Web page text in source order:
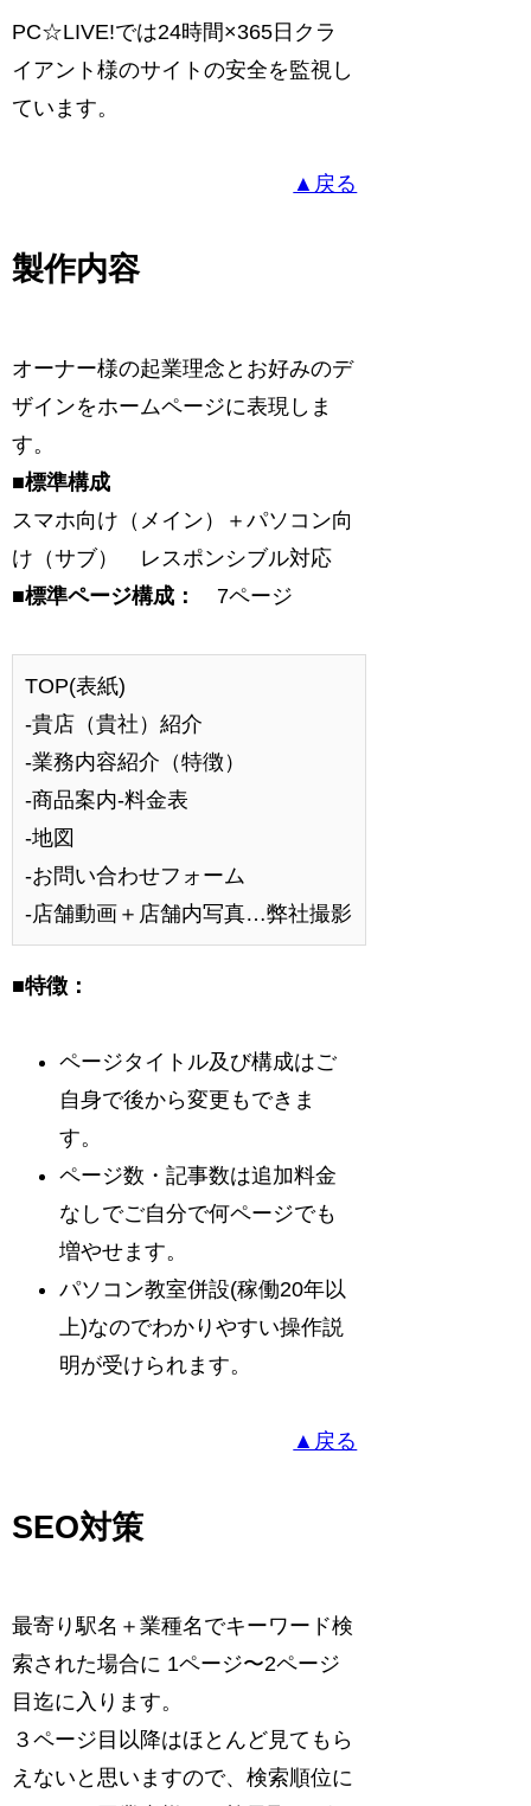
PC☆LIVE!では24時間×365日クラ
イアント様のサイトの安全を監視し
ています。
▲戻る
製作内容
オーナー様の起業理念とお好みのデ
ザインをホームページに表現しま
す。
■標準構成
スマホ向け（メイン）＋パソコン向
け（サブ） レスポンシブル対応
■標準ページ構成：
7ページ
TOP(表紙)
-貴店（貴社）紹介
‐業務内容紹介（特徴）
‐商品案内-料金表
‐地図
-お問い合わせフォーム
‐店舗動画＋店舗内写真…弊社撮影
■特徴：
ページタイトル及び構成はご
自身で後から変更もできま
す。
ページ数・記事数は追加料金
なしでご自分で何ページでも
増やせます。
パソコン教室併設(稼働20年以
上)なのでわかりやすい操作説
明が受けられます。
▲戻る
SEO対策
最寄り駅名＋業種名でキーワード検
索された場合に 1ページ〜2ページ
目迄に入ります。
３ページ目以降はほとんど見てもら
えないと思いますので、検索順位に